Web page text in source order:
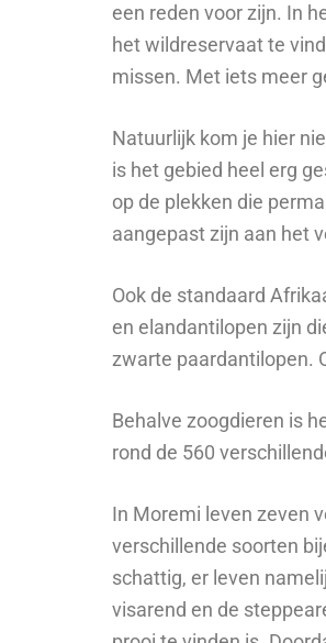
een reden voor zijn. In
het wildreservaat te
missen. Met iets meer
Natuurlijk kom je hier
is het gebied heel erg
op de plekken die
aangepast zijn aan het
Ook de standaard
en elandantilopen zijn
zwarte paardantilopen.
Behalve zoogdieren is
rond de 560
In Moremi leven zeven
verschillende soorten
schattig, er leven
visarend en de